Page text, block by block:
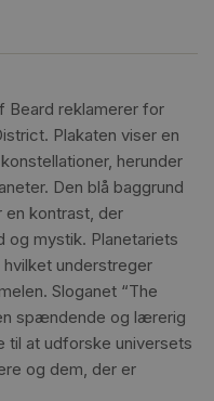
Beard reklamerer for
Plakaten viser en
herunder
Den blå baggrund
en kontrast, der
mystik. Planetariets
understreger
Sloganet “The
spændende og lærerig
til at udforske universets
og dem, der er